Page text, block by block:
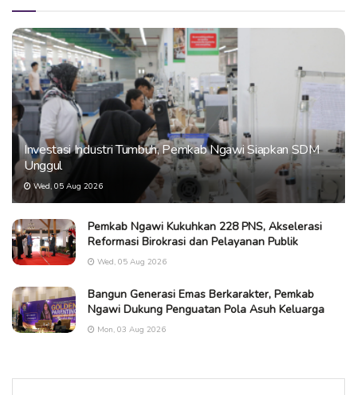
Investasi Industri Tumbuh, Pemkab Ngawi Siapkan SDM
Unggul
Wed, 05 Aug 2026
Pemkab Ngawi Kukuhkan 228 PNS, Akselerasi
Reformasi Birokrasi dan Pelayanan Publik
Wed, 05 Aug 2026
Bangun Generasi Emas Berkarakter, Pemkab
Ngawi Dukung Penguatan Pola Asuh Keluarga
Mon, 03 Aug 2026